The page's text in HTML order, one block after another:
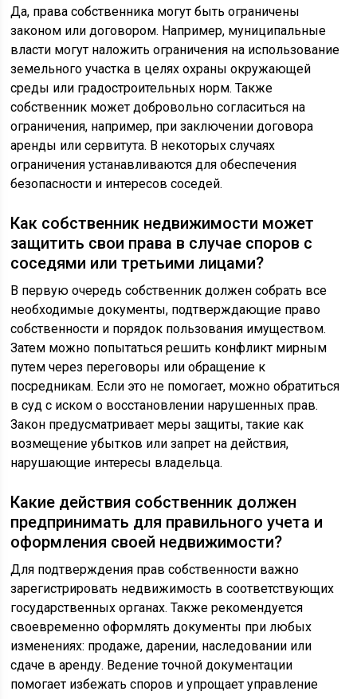
Да, права собственника могут быть ограничены
законом или договором. Например, муниципальные
власти могут наложить ограничения на использование
земельного участка в целях охраны окружающей
среды или градостроительных норм. Также
собственник может добровольно согласиться на
ограничения, например, при заключении договора
аренды или сервитута. В некоторых случаях
ограничения устанавливаются для обеспечения
безопасности и интересов соседей.
Как собственник недвижимости может
защитить свои права в случае споров с
соседями или третьими лицами?
В первую очередь собственник должен собрать все
необходимые документы, подтверждающие право
собственности и порядок пользования имуществом.
Затем можно попытаться решить конфликт мирным
путем через переговоры или обращение к
посредникам. Если это не помогает, можно обратиться
в суд с иском о восстановлении нарушенных прав.
Закон предусматривает меры защиты, такие как
возмещение убытков или запрет на действия,
нарушающие интересы владельца.
Какие действия собственник должен
предпринимать для правильного учета и
оформления своей недвижимости?
Для подтверждения прав собственности важно
зарегистрировать недвижимость в соответствующих
государственных органах. Также рекомендуется
своевременно оформлять документы при любых
изменениях: продаже, дарении, наследовании или
сдаче в аренду. Ведение точной документации
помогает избежать споров и упрощает управление